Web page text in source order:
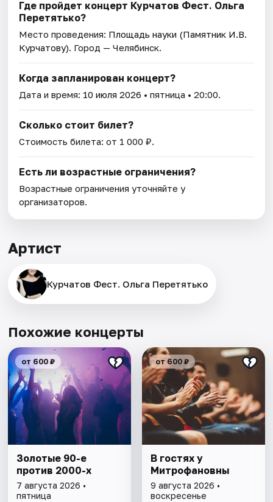
Где пройдет концерт Курчатов Фест. Ольга
Перетятько?
Место проведения: Площадь науки (Памятник И.В.
Курчатову). Город — Челябинск.
Когда запланирован концерт?
Дата и время: 10 июля 2026 • пятница • 20:00.
Сколько стоит билет?
Стоимость билета: от 1 000 ₽.
Есть ли возрастные ограничения?
Возрастные ограничения уточняйте у
организаторов.
Артист
Курчатов Фест. Ольга Перетятько
Похожие концерты
от 600 ₽
Золотые 90-е
против 2000-х
7 августа 2026 •
пятница
от 600 ₽
В гостях у
Митрофановны
9 августа 2026 •
воскресенье